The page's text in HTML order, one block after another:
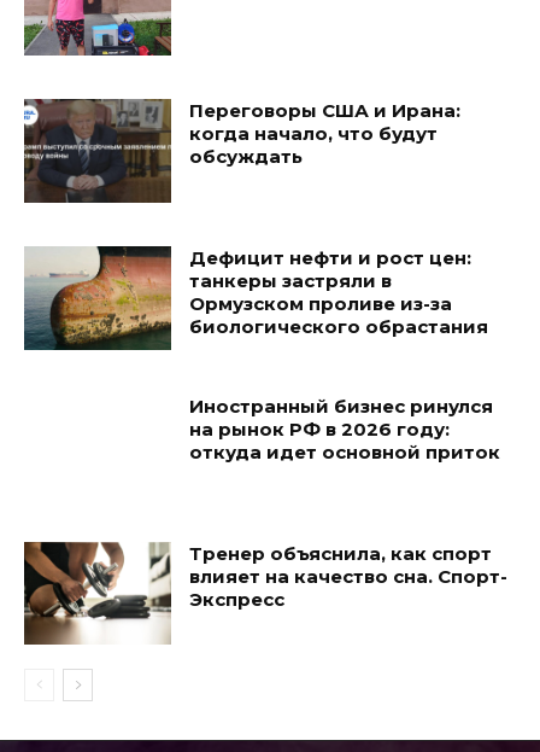
Переговоры США и Ирана:
когда начало, что будут
обсуждать
Дефицит нефти и рост цен:
танкеры застряли в
Ормузском проливе из-за
биологического обрастания
Иностранный бизнес ринулся
на рынок РФ в 2026 году:
откуда идет основной приток
Тренер объяснила, как спорт
влияет на качество сна. Спорт-
Экспресс